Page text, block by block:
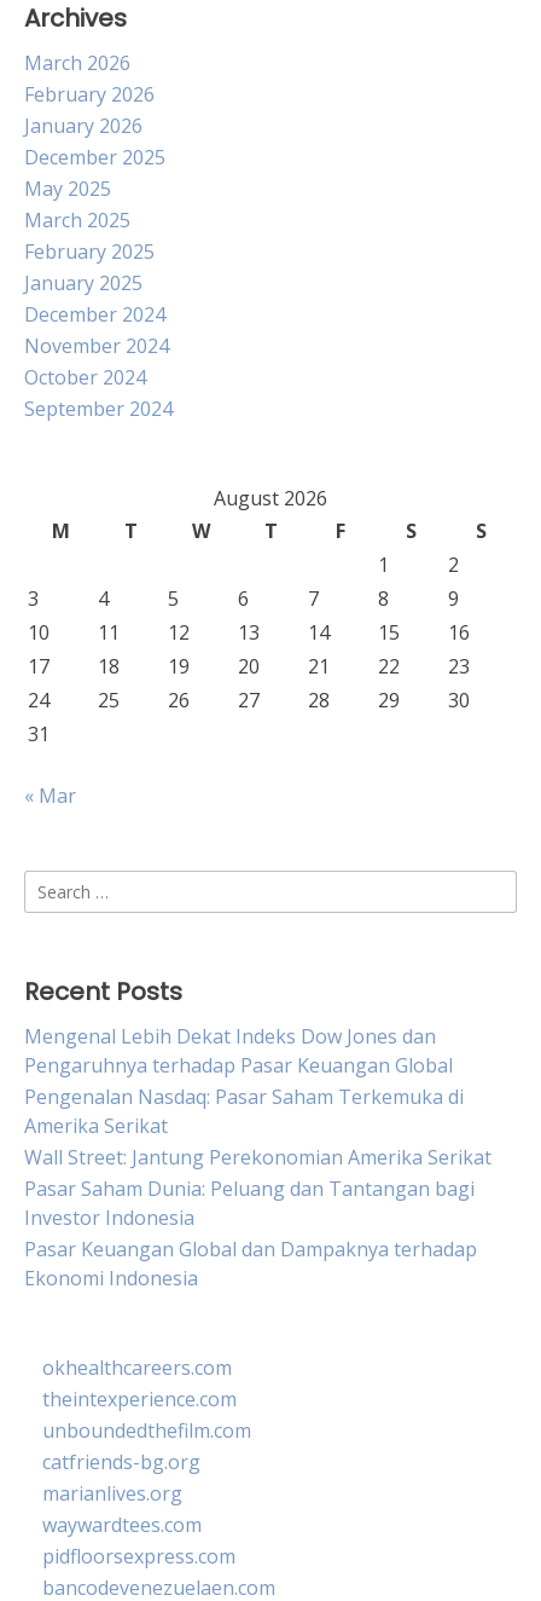
Archives
March 2026
February 2026
January 2026
December 2025
May 2025
March 2025
February 2025
January 2025
December 2024
November 2024
October 2024
September 2024
August 2026
M
T W T F S
S
1
2
3
4 5 6 7 8
9
10
11 12 13 14 15
16
17
18 19 20 21 22
23
24
25 26 27 28 29
30
31
« Mar
Search
for:
Recent Posts
Mengenal Lebih Dekat Indeks Dow Jones dan
Pengaruhnya terhadap Pasar Keuangan Global
Pengenalan Nasdaq: Pasar Saham Terkemuka di
Amerika Serikat
Wall Street: Jantung Perekonomian Amerika Serikat
Pasar Saham Dunia: Peluang dan Tantangan bagi
Investor Indonesia
Pasar Keuangan Global dan Dampaknya terhadap
Ekonomi Indonesia
okhealthcareers.com
theintexperience.com
unboundedthefilm.com
catfriends-bg.org
marianlives.org
waywardtees.com
pidfloorsexpress.com
bancodevenezuelaen.com